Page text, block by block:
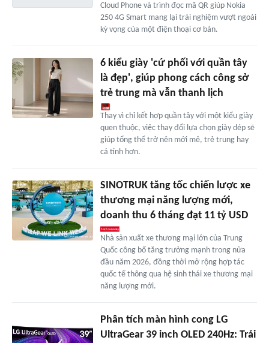
Cloud Phone và trình đọc mã QR giúp Nokia
250 4G Smart mang lại trải nghiệm vượt ngoài
kỳ vọng của một điện thoại cơ bản.
6 kiểu giày 'cứ phối với quần tây
là đẹp', giúp phong cách công sở
trẻ trung mà vẫn thanh lịch
Thay vì chỉ kết hợp quần tây với một kiểu giày
quen thuộc, việc thay đổi lựa chọn giày dép sẽ
giúp tổng thể trở nên mới mẻ, trẻ trung hay
cá tính hơn.
SINOTRUK tăng tốc chiến lược xe
thương mại năng lượng mới,
doanh thu 6 tháng đạt 11 tỷ USD
Nhà sản xuất xe thương mại lớn của Trung
Quốc công bố tăng trưởng mạnh trong nửa
đầu năm 2026, đồng thời mở rộng hợp tác
quốc tế thông qua hệ sinh thái xe thương mại
năng lượng mới.
Phân tích màn hình cong LG
UltraGear 39 inch OLED 240Hz: Trải